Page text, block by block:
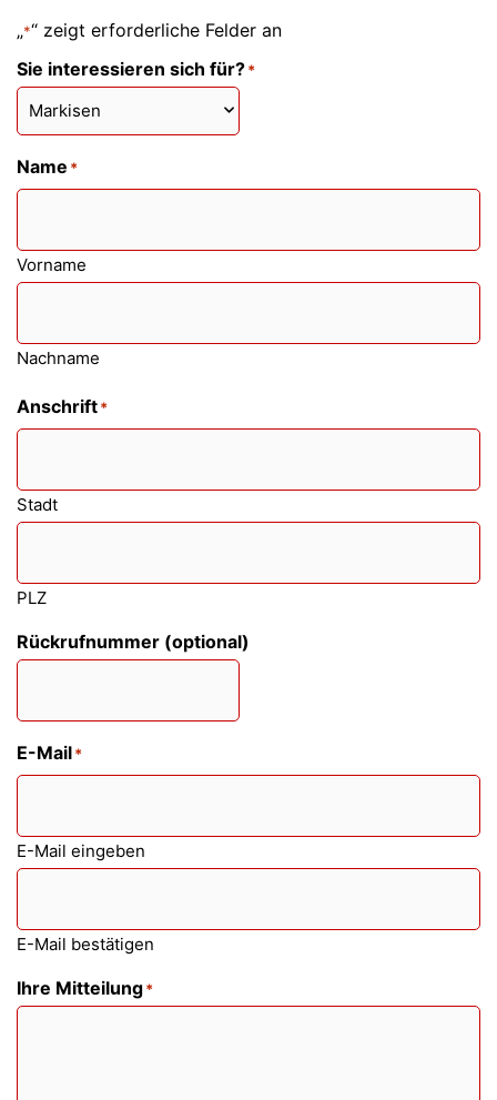
„*“ zeigt erforderliche Felder an
Sie interessieren sich für?*
Name *
Vorname
Nachname
Anschrift*
Stadt
PLZ
Rückrufnummer (optional)
E-Mail*
E-Mail eingeben
E-Mail bestätigen
Ihre Mitteilung*